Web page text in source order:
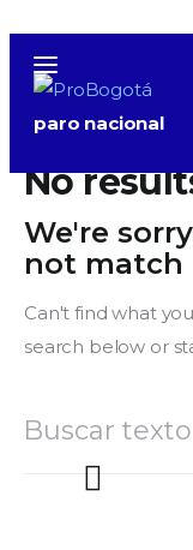
paro nacional
No
We're
not match
Can't find what
search below or